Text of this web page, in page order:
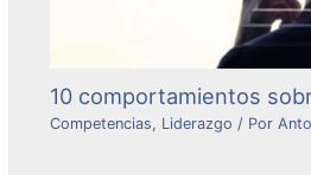
10 comportamientos
Competencias, Liderazgo / Por